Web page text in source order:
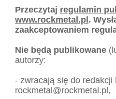
Przeczytaj regulamin
www.rockmetal.pl.
zaakceptowaniem
Nie będą publikowane
autorzy:
- zwracają się do
rockmetal@rockmetal.pl,